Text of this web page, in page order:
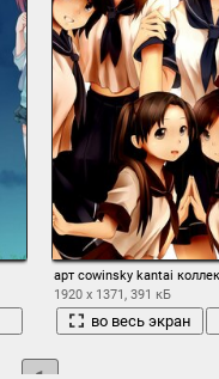
арт cowinsky kantai
1920 x 1371, 391 кБ
во весь экран